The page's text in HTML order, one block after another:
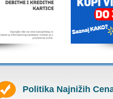
Politika Najnižih